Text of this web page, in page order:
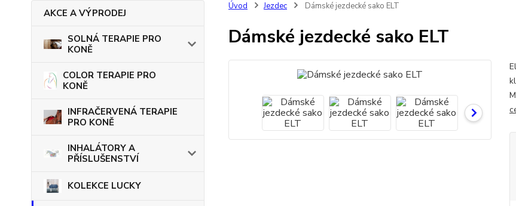
AKCE A VÝPRODEJ
SOLNÁ TERAPIE PRO
KONĚ
COLOR TERAPIE PRO
KONĚ
INFRAČERVENÁ TERAPIE
PRO KONĚ
INHALÁTORY A
PŘÍSLUŠENSTVÍ
KOLEKCE LUCKY
Úvod Jezdec Dámské jezdecké sako ELT
Dámské jezdecké sako ELT